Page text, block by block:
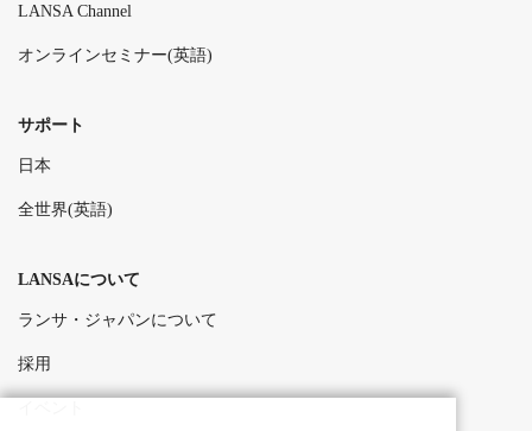
LANSA Channel
オンラインセミナー(英語)
サポート
日本
全世界(英語)
LANSAについて
ランサ・ジャパンについて
採用